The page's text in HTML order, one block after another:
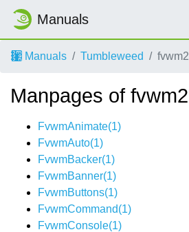
Manuals
Manuals Tumbleweed fvwm2
Manpages of fvwm2
FvwmAnimate(1)
FvwmAuto(1)
FvwmBacker(1)
FvwmBanner(1)
FvwmButtons(1)
FvwmCommand(1)
FvwmConsole(1)